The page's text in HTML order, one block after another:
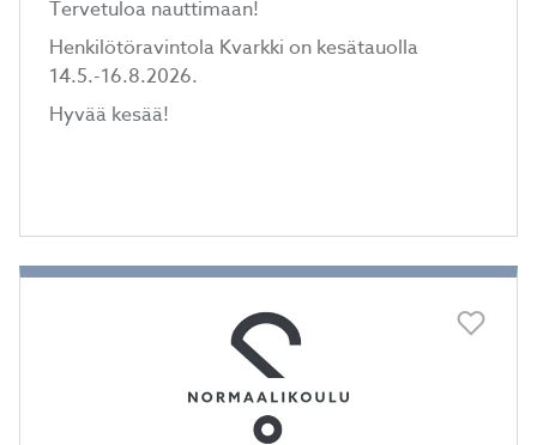
Tervetuloa nauttimaan!
Henkilötöravintola Kvarkki on kesätauolla
14.5.-16.8.2026.
Hyvää kesää!